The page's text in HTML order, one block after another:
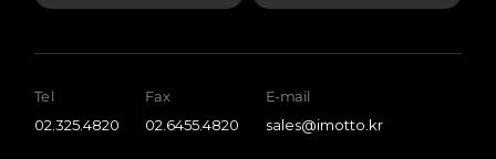
Tel
02.325.4820
Fax
02.6455.4820
E-mail
sales@imotto.kr